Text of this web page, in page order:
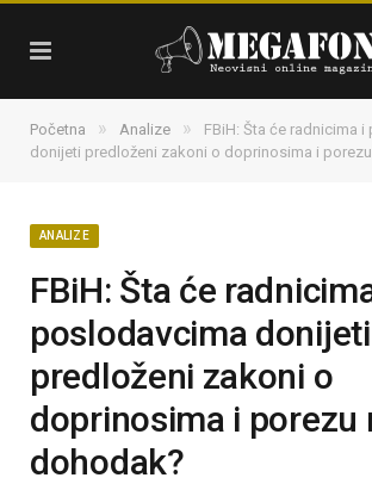
Početna » Analize »
FBiH: Šta će radnicima
donijeti predloženi zakoni o doprinosima i
ANALIZE
FBiH: Šta će
poslodavcima donijeti
predloženi zakoni o
doprinosima i porezu
dohodak?